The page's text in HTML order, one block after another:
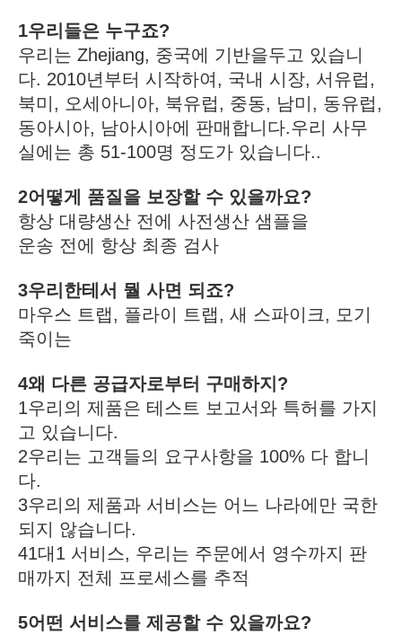
1우리들은 누구죠?
우리는 Zhejiang, 중국에 기반을두고 있습니
다. 2010년부터 시작하여, 국내 시장, 서유럽,
북미, 오세아니아, 북유럽, 중동, 남미, 동유럽,
동아시아, 남아시아에 판매합니다.우리 사무
실에는 총 51-100명 정도가 있습니다..
2어떻게 품질을 보장할 수 있을까요?
항상 대량생산 전에 사전생산 샘플을
운송 전에 항상 최종 검사
3우리한테서 뭘 사면 되죠?
마우스 트랩, 플라이 트랩, 새 스파이크, 모기
죽이는
4왜 다른 공급자로부터 구매하지?
1우리의 제품은 테스트 보고서와 특허를 가지
고 있습니다.
2우리는 고객들의 요구사항을 100% 다 합니
다.
3우리의 제품과 서비스는 어느 나라에만 국한
되지 않습니다.
41대1 서비스, 우리는 주문에서 영수까지 판
매까지 전체 프로세스를 추적
5어떤 서비스를 제공할 수 있을까요?